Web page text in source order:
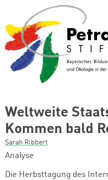
Weltweite
Kommen bald
Sarah Ribbert
Analyse
Die Herbsttagung des